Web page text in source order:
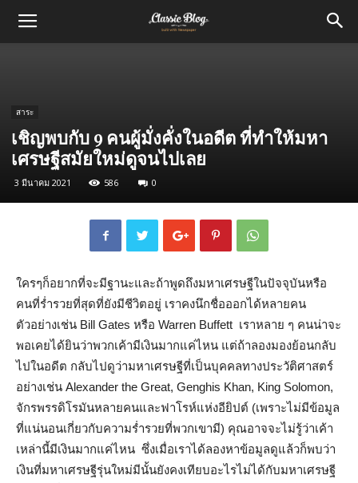
สาระ
เชิญพบกับ 9 คนผู้มั่งคั่งในอดีต ที่ทำให้มหา
เศรษฐีสมัยใหม่ดูจนไปเลย
3 มีนาคม 2021 586 0
ใครๆก็อยากที่จะมีฐานะและถ้าพูดถึงมหาเศรษฐีในปัจจุบันหรือ
คนที่ร่ำรวยที่สุดที่ยังมีชีวิตอยู่ เราคงนึกชื่อออกได้หลายคน
ตัวอย่างเช่น Bill Gates หรือ Warren Buffett เราหลาย ๆ คนน่าจะ
พอเคยได้ยินว่าพวกเค้ามีเงินมากแค่ไหน แต่ถ้าลองมองย้อนกลับ
ไปในอดีต กลับไปดูว่ามหาเศรษฐีที่เป็นบุคคลทางประวัติศาสตร์
อย่างเช่น Alexander the Great, Genghis Khan, King Solomon,
จักรพรรดิโรมันหลายคนและฟาโรห์แห่งอียิปต์ (เพราะไม่มีข้อมูล
ที่แน่นอนเกี่ยวกับความร่ำรวยที่พวกเขามี) คุณอาจจะไม่รู้ว่าเค้า
เหล่านี้มีเงินมากแค่ไหน ซึ่งเมื่อเราได้ลองหาข้อมูลดูแล้วก็พบว่า
เงินที่มหาเศรษฐีรุ่นใหม่มีนั้นยังคงเทียบอะไรไม่ได้กับมหาเศรษฐี